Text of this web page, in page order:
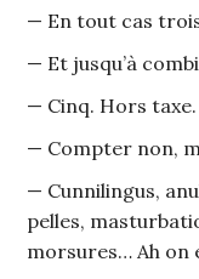
— En tout cas
— Et jusqu’à
— Cinq. Hors taxe.
— Compter non,
— Cunnilingus,
pelles,
morsures… Ah on